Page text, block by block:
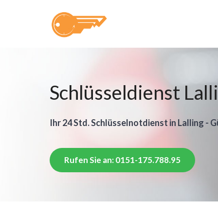
Schlüsseldienst
Ihr 24 Std. Schlüsselnotdienst in Lalling -
Rufen Sie an: 0151-175.788.95